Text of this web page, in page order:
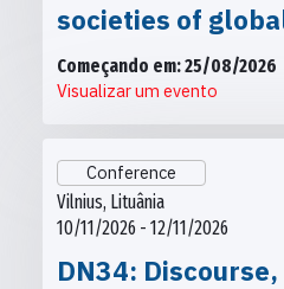
societies of
Começando em: 25/08/2026
Visualizar um evento
Conference
Vilnius, Lituânia
10/11/2026 - 12/11/2026
DN34: